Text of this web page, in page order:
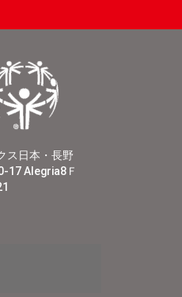
ス日本・長野
17 Alegria8Ｆ